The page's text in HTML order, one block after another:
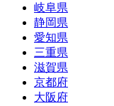
岐阜県
静岡県
愛知県
三重県
滋賀県
京都府
大阪府